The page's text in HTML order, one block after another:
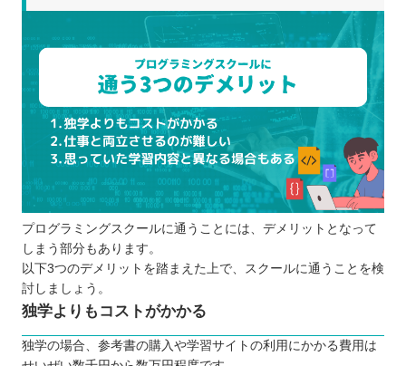
プログラミングスクールに通うことには、デメリットとなって
しまう部分もあります。
以下3つのデメリットを踏まえた上で、スクールに通うことを検
討しましょう。
独学よりもコストがかかる
独学の場合、参考書の購入や学習サイトの利用にかかる費用は